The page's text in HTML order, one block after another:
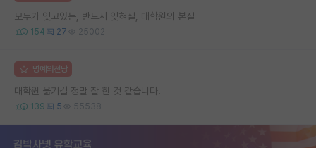
모두가 잊고있는, 반드시 잊혀질, 대학원의 본질
154 27 25002
명예의전당
대학원 옮기길 정말 잘 한 것 같습니다.
139 5 55538